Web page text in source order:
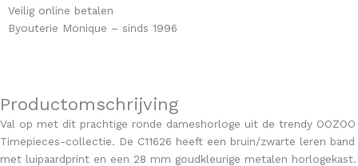
Veilig online betalen
Byouterie Monique – sinds 1996
Productomschrijving
Val op met dit prachtige ronde dameshorloge uit de trendy OOZOO
Timepieces-collectie. De C11626 heeft een bruin/zwarte leren band
met luipaardprint en een 28 mm goudkleurige metalen horlogekast.